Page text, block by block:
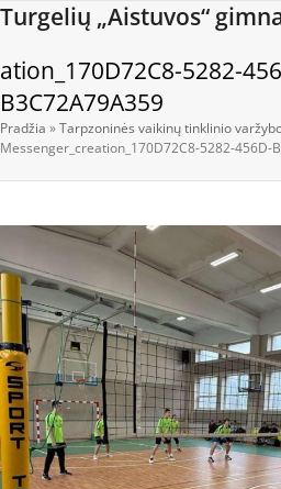
Skip
content
Turgelių „Aistuvos“
Open
mobile
menu
Close
mobile
menu
ation_170D72C8-5282-
B3C72A79A359
Pradžia »Tarpzoninės vaikinų tinklinio
Messenger_creation_170D72C8-5282-456D-